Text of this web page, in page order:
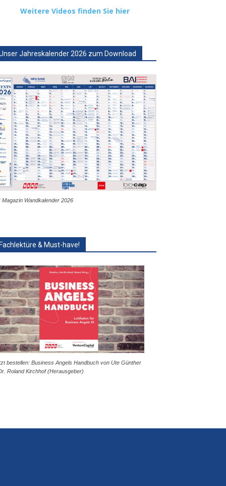
Weitere Videos finden Sie hier
Jahreskalender 2026 zum Download
Magazin Wandkalender 2026
& Must-have!
bestellen: Business Angels Handbuch von Ute Günther
Roland Kirchhof (Herausgeber)